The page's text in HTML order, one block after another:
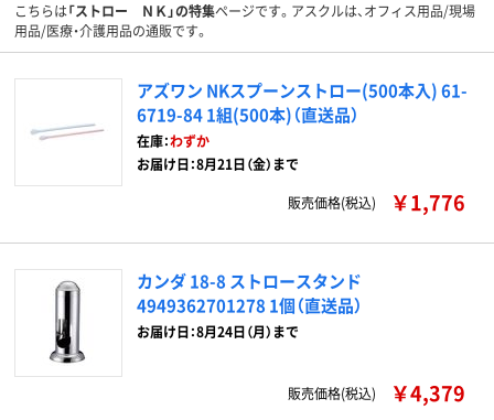
こちらは「ストロー ＮＫ」の特集ページです。アスクルは、オフィス用品/現場
用品/医療・介護用品の通販です。
アズワン NKスプーンストロー(500本入) 61-
6719-84 1組(500本)（直送品）
在庫：わずか
お届け日：8月21日（金）まで
販売価格(税込) ￥1,776
カンダ 18-8 ストロースタンド
4949362701278 1個（直送品）
お届け日：8月24日（月）まで
販売価格(税込) ￥4,379